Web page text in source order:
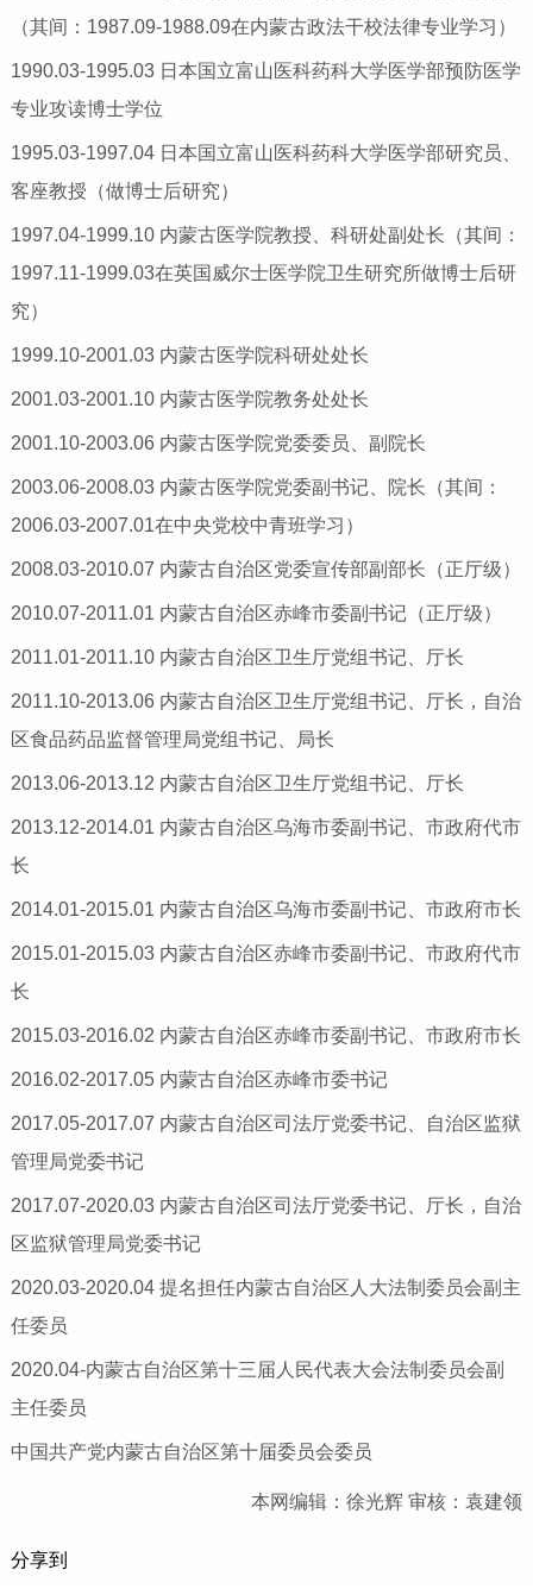
（其间：1987.09-1988.09在内蒙古政法干校法律专业学习）
1990.03-1995.03 日本国立富山医科药科大学医学部预防医学
专业攻读博士学位
1995.03-1997.04 日本国立富山医科药科大学医学部研究员、
客座教授（做博士后研究）
1997.04-1999.10 内蒙古医学院教授、科研处副处长（其间：
1997.11-1999.03在英国威尔士医学院卫生研究所做博士后研
究）
1999.10-2001.03 内蒙古医学院科研处处长
2001.03-2001.10 内蒙古医学院教务处处长
2001.10-2003.06 内蒙古医学院党委委员、副院长
2003.06-2008.03 内蒙古医学院党委副书记、院长（其间：
2006.03-2007.01在中央党校中青班学习）
2008.03-2010.07 内蒙古自治区党委宣传部副部长（正厅级）
2010.07-2011.01 内蒙古自治区赤峰市委副书记（正厅级）
2011.01-2011.10 内蒙古自治区卫生厅党组书记、厅长
2011.10-2013.06 内蒙古自治区卫生厅党组书记、厅长，自治
区食品药品监督管理局党组书记、局长
2013.06-2013.12 内蒙古自治区卫生厅党组书记、厅长
2013.12-2014.01 内蒙古自治区乌海市委副书记、市政府代市
长
2014.01-2015.01 内蒙古自治区乌海市委副书记、市政府市长
2015.01-2015.03 内蒙古自治区赤峰市委副书记、市政府代市
长
2015.03-2016.02 内蒙古自治区赤峰市委副书记、市政府市长
2016.02-2017.05 内蒙古自治区赤峰市委书记
2017.05-2017.07 内蒙古自治区司法厅党委书记、自治区监狱
管理局党委书记
2017.07-2020.03 内蒙古自治区司法厅党委书记、厅长，自治
区监狱管理局党委书记
2020.03-2020.04 提名担任内蒙古自治区人大法制委员会副主
任委员
2020.04-内蒙古自治区第十三届人民代表大会法制委员会副
主任委员
中国共产党内蒙古自治区第十届委员会委员
本网编辑：徐光辉 审核：袁建领
分享到